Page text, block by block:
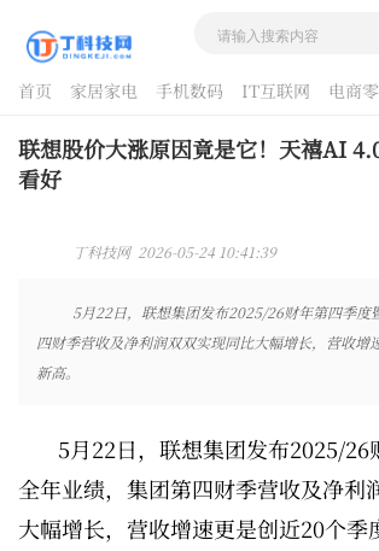
首页 家居家电 手机数码 IT互联网 电商
酷品评测
联想股价大涨原因竟是它！天禧AI
看好
丁科技网 2026-05-24 10:41:39
5月22日，联想集团发布2025/26财年第四季度
四财季营收及净利润双双实现同比大幅增长，营收增
新高。
5月22日，联想集团发布2025/26
全年业绩，集团第四财季营收及净利
大幅增长，营收增速更是创近20个季